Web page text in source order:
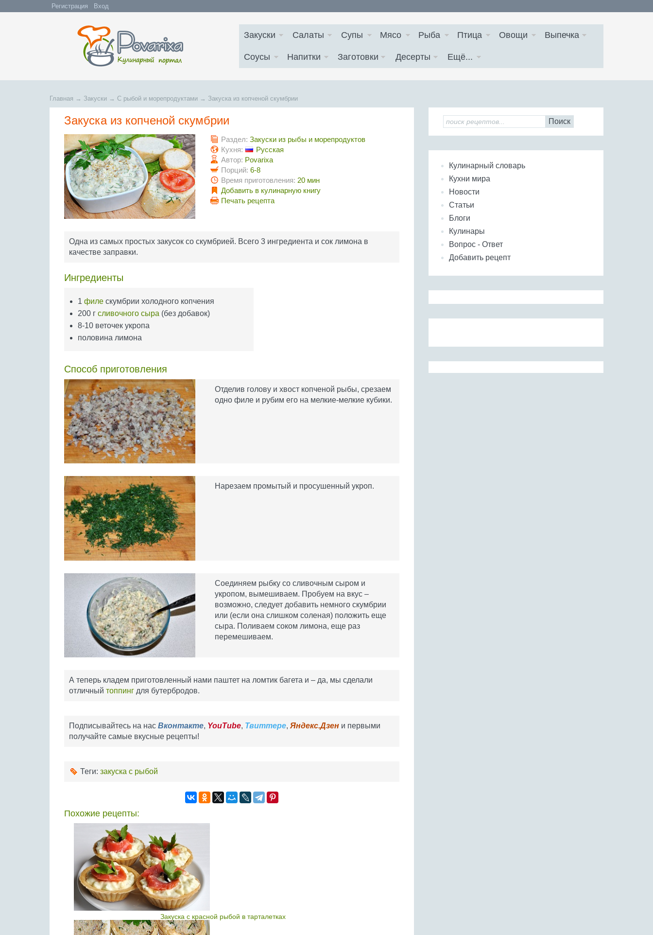
Регистрация Вход
Закуски Салаты Супы Мясо Рыба Птица Овощи Выпечка
Соусы Напитки Заготовки Десерты Ещё...
Главная → Закуски → С рыбой и морепродуктами → Закуска из копченой скумбрии
Закуска из копченой скумбрии
Раздел: Закуски из рыбы и морепродуктов
Кухня:
Русская
Автор: Povarixa
Порций: 6-8
Время приготовления: 20 мин
Добавить в кулинарную книгу
Печать рецепта
Одна из самых простых закусок со скумбрией. Всего 3 ингредиента и сок лимона в
качестве заправки.
Ингредиенты
1 филе скумбрии холодного копчения
200 г сливочного сыра (без добавок)
8-10 веточек укропа
половина лимона
Способ приготовления
Отделив голову и хвост копченой рыбы, срезаем
одно филе и рубим его на мелкие-мелкие кубики.
Нарезаем промытый и просушенный укроп.
Соединяем рыбку со сливочным сыром и
укропом, вымешиваем. Пробуем на вкус –
возможно, следует добавить немного скумбрии
или (если она слишком соленая) положить еще
сыра. Поливаем соком лимона, еще раз
перемешиваем.
А теперь кладем приготовленный нами паштет на ломтик багета и – да, мы сделали
отличный топпинг для бутербродов.
Подписывайтесь на нас Вконтакте, YouTube, Твиттере, Яндекс.Дзен и первыми
получайте самые вкусные рецепты!
Теги: закуска с рыбой
Похожие рецепты:
Закуска с красной рыбой в тарталетках
Поиск
Кулинарный словарь
Кухни мира
Новости
Статьи
Блоги
Кулинары
Вопрос - Ответ
Добавить рецепт